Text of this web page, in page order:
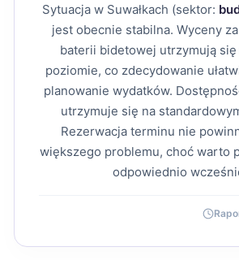
Sytuacja w Suwałkach (sektor:
jest obecnie stabilna. Wyceny
baterii bidetowej utrzymują się
poziomie, co zdecydowanie
planowanie wydatków.
utrzymuje się na
Rezerwacja terminu nie
większego problemu, choć warto
odpowiednio